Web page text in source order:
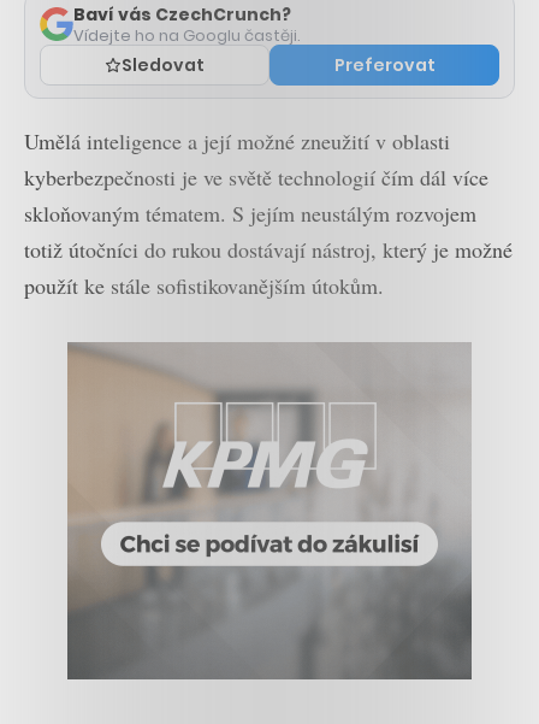
Baví vás CzechCrunch?
Vídejte ho na Googlu častěji.
Sledovat Preferovat
Umělá inteligence a její možné zneužití v oblasti
kyberbezpečnosti je ve světě technologií čím dál více
skloňovaným tématem. S jejím neustálým rozvojem
totiž útočníci do rukou dostávají nástroj, který je možné
použít ke stále sofistikovanějším útokům.